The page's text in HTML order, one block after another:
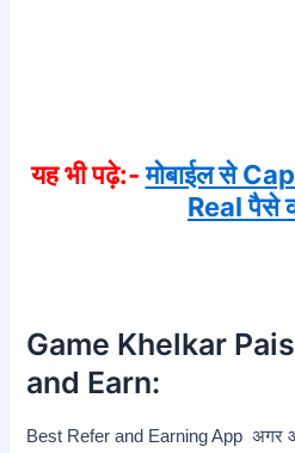
यह भी पढ़े:-मोबाईल से
Real पैसे
Game Khelkar
and Earn:
Best Refer and Earning App अगर